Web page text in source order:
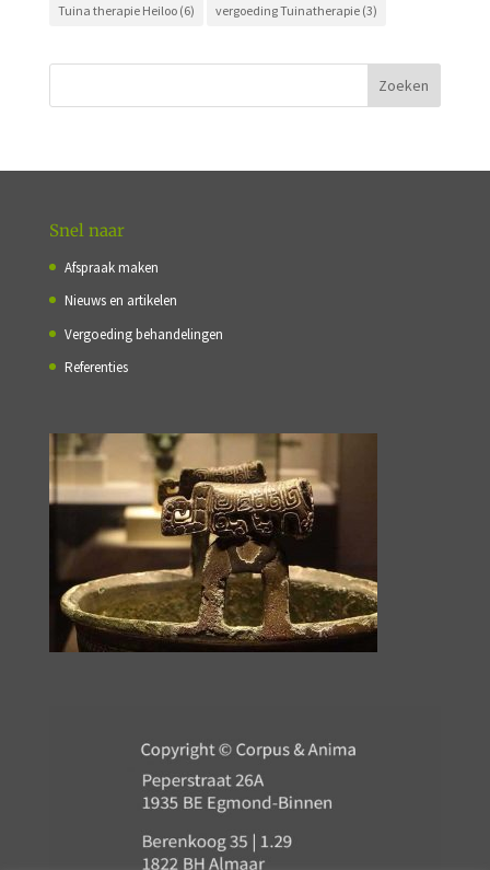
Tuina therapie Heiloo(6) vergoeding Tuinatherapie(3)
Snel naar
Afspraak maken
Nieuws en artikelen
Vergoeding behandelingen
Referenties